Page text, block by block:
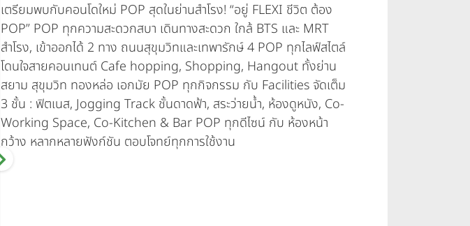
เตรียมพบกับคอนโดใหม่ POP สุดในย่านสำโรง! “อยู่ FLEXI ชีวิต ต้อง
POP” POP ทุกความสะดวกสบา เดินทางสะดวก ใกล้ BTS และ MRT
สำโรง, เข้าออกได้ 2 ทาง ถนนสุขุมวิทและเทพารักษ์ 4 POP ทุกไลฟ์สไตล์
โดนใจสายคอนเทนต์ Cafe hopping, Shopping, Hangout ทั้งย่าน
สยาม สุขุมวิท ทองหล่อ เอกมัย POP ทุกกิจกรรม กับ Facilities จัดเต็ม
3 ชั้น : ฟิตเนส, Jogging Track ชั้นดาดฟ้า, สระว่ายน้ำ, ห้องดูหนัง, Co-
Working Space, Co-Kitchen & Bar POP ทุกดีไซน์ กับ ห้องหน้า
กว้าง หลากหลายฟังก์ชัน ตอบโจทย์ทุกการใช้งาน